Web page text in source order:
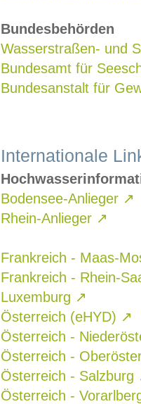
Bundesbehörden
Wasserstraßen- und
Bundesamt für
Bundesanstalt für
Internationale
Bodensee-Anlieger ↗
Rhein-Anlieger ↗
Frankreich - Maas-
Frankreich - Rhein-
Luxemburg ↗
Österreich (eHYD) ↗
Österreich -
Österreich -
Österreich - Salzburg
Österreich -